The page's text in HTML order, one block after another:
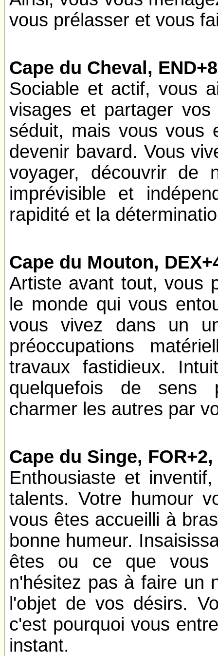
vous prélasser et vous
Cape du Cheval, END+8
Sociable et actif, vous
visages et partager vos
séduit, mais vous vous
devenir bavard. Vous
voyager, découvrir de
imprévisible et
rapidité et la
Cape du Mouton,
Artiste avant tout, vous
le monde qui vous
vous vivez dans un
préoccupations
travaux fastidieux.
quelquefois de sens
charmer les autres par
Cape du Singe,
Enthousiaste et
talents. Votre humour
vous êtes accueilli à
bonne humeur.
êtes ou ce que vous
n'hésitez pas à faire un
l'objet de vos désirs.
c'est pourquoi vous
instant.